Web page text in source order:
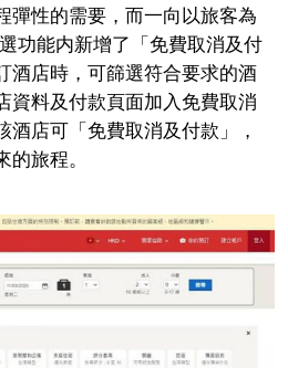
彈性的需要，而一向以旅客為
功能内新增了「免費取消及付
酒店時，可篩選符合要求的酒
資料及付款頁面加入免費取消
酒店可「免費取消及付款」，
旅程。